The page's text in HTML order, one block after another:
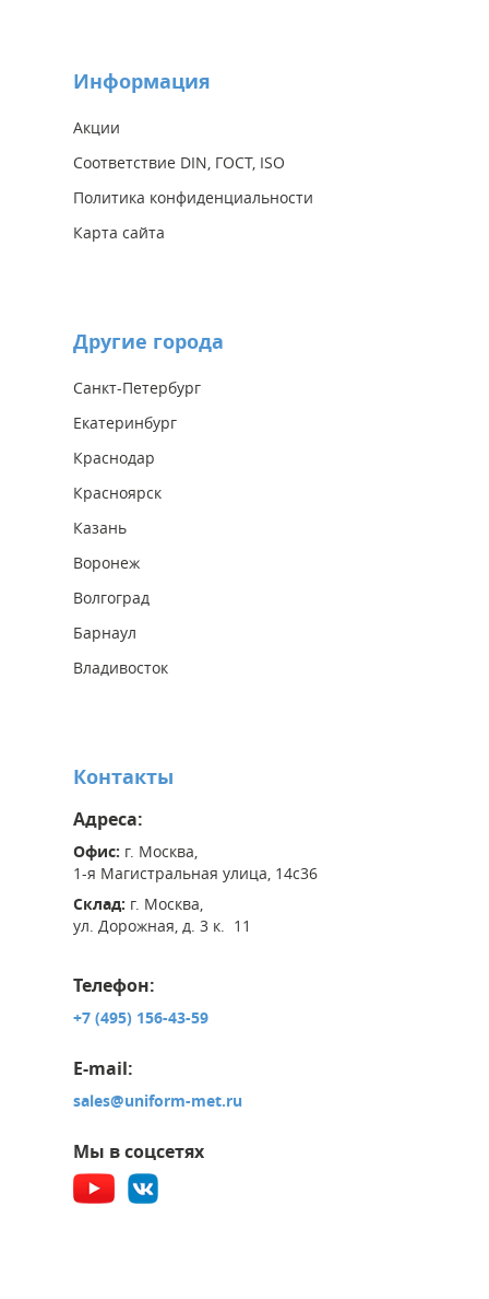
Информация
Акции
Соответствие DIN, ГОСТ, ISO
Политика конфиденциальности
Карта сайта
Другие города
Санкт-Петербург
Екатеринбург
Краснодар
Красноярск
Казань
Воронеж
Волгоград
Барнаул
Владивосток
Контакты
Адреса:
Офис: г. Москва,
1-я Магистральная улица, 14с36
Склад: г. Москва,
ул. Дорожная, д. 3 к. 11
Телефон:
+7 (495) 156-43-59
E-mail:
sales@uniform-met.ru
Мы в соцсетях